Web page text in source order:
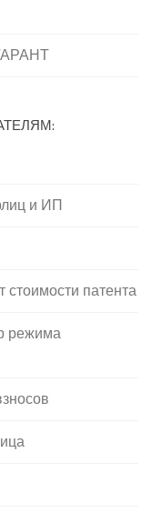
и ИП
патента
режима